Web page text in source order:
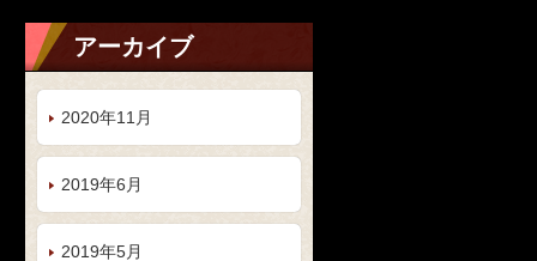
アーカイブ
2020年11月
2019年6月
2019年5月